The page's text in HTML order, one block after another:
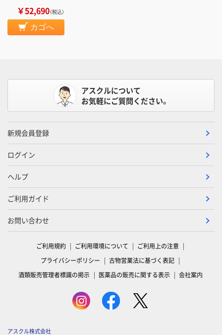
￥52,690（税込）
カゴへ
アスクルについて
お気軽にご質問ください。
新規会員登録
ログイン
ヘルプ
ご利用ガイド
お問い合わせ
ご利用規約 ご利用環境について
ご利用上の注意
プライバシーポリシー
古物営業法に基づく表記
酒類販売管理者標識の掲示
医薬品の販売に関する表示 会社案内
アスクル株式会社